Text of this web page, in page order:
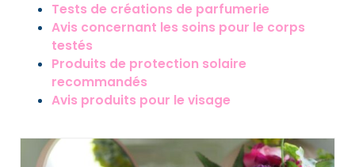
Tests de créations de parfumerie
Avis concernant les soins pour le corps
testés
Produits de protection solaire
recommandés
Avis produits pour le visage